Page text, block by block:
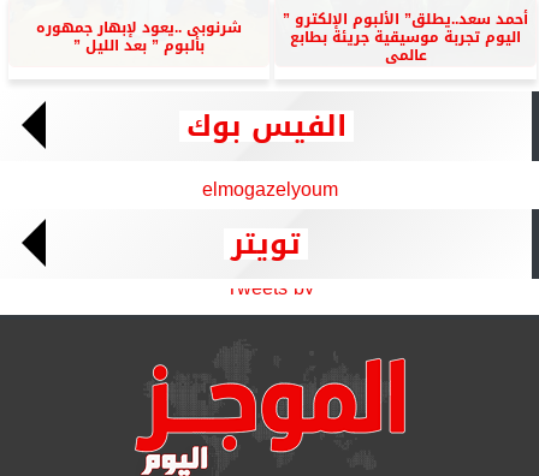
أحمد سعد..يطلق” الألبوم الإلكترو ”
اليوم تجربة موسيقية جريئة بطابع
عالمى
شرنوبى ..يعود لإبهار جمهوره
بألبوم ” بعد الليل ”
الفيس بوك
elmogazelyoum
تويتر
Tweets by